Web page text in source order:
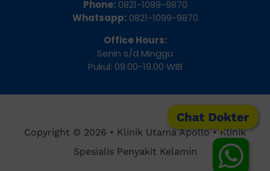
Chat Dokter
Phone:0821-1099-9870
Office Hours:
Senin s/d Minggu
Copyright © 2026 • Klinik Utama Apollo • Klinik